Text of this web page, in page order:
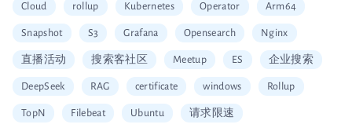
Cloud rollup Kubernetes Operator Arm64
Snapshot S3 Grafana Opensearch Nginx
直播活动 搜索客社区 Meetup ES 企业搜索
DeepSeek RAG certificate windows Rollup
TopN Filebeat Ubuntu 请求限速